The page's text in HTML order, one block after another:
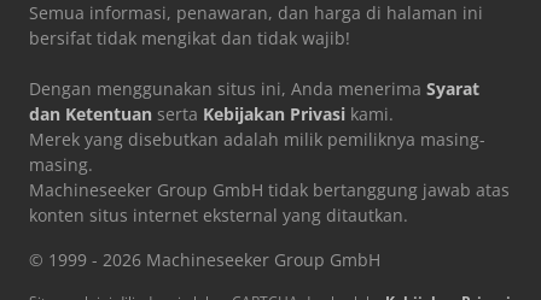
Semua informasi, penawaran, dan harga di halaman ini
bersifat tidak mengikat dan tidak wajib!
Dengan menggunakan situs ini, Anda menerima Syarat
dan Ketentuan serta Kebijakan Privasi kami.
Merek yang disebutkan adalah milik pemiliknya masing-
masing.
Machineseeker Group GmbH tidak bertanggung jawab atas
konten situs internet eksternal yang ditautkan.
© 1999 - 2026 Machineseeker Group GmbH